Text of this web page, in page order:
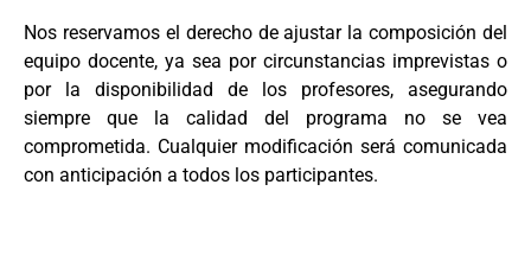
Nos reservamos el derecho de ajustar la composición del
equipo docente, ya sea por circunstancias imprevistas o
por la disponibilidad de los profesores, asegurando
siempre que la calidad del programa no se vea
comprometida. Cualquier modificación será comunicada
con anticipación a todos los participantes.